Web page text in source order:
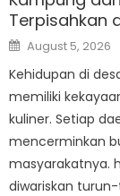
Terpisahkan
Posted
on
August 5, 2026
Kehidupan di
memiliki
kuliner. Setiap
mencerminkan
masyarakatnya.
diwariskan